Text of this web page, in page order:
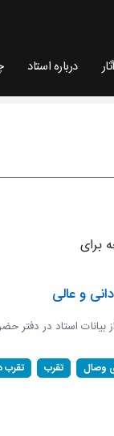
درباره استاد
و عالی
بیانات استاد در دفتر
وصال تقرب تقرب